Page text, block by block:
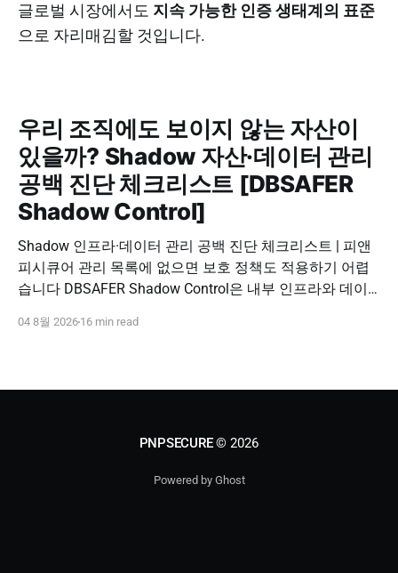
글로벌 시장에서도 지속 가능한 인증 생태계의 표준
으로 자리매김할 것입니다.
우리 조직에도 보이지 않는 자산이
있을까? Shadow 자산·데이터 관리
공백 진단 체크리스트 [DBSAFER
Shadow Control]
Shadow 인프라·데이터 관리 공백 진단 체크리스트 | 피앤
피시큐어 관리 목록에 없으면 보호 정책도 적용하기 어렵
습니다 DBSAFER Shadow Control은 내부 인프라와 데이
나의 보안 운영 흐름으로 제공합니다. DBSAFER Shadow
04 8월 2026 16 min read
PNPSECURE© 2026
Powered by Ghost